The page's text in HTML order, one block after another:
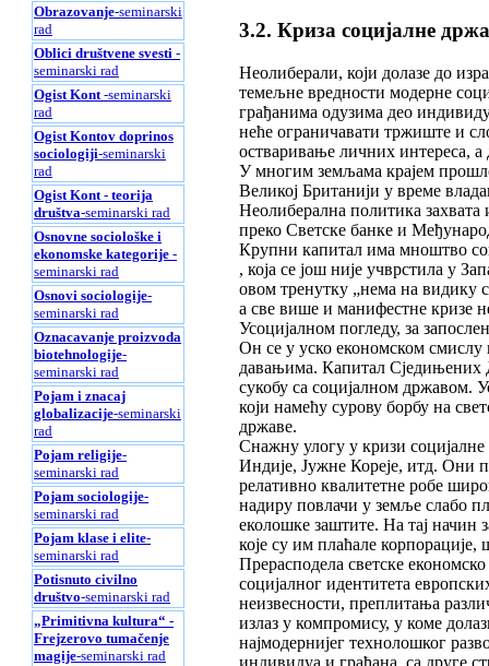
Obrazovanje-seminarski
rad
Oblici društvene svesti -
seminarski rad
Ogist Kont-seminarski
rad
Ogist Kontov doprinos
sociologiji-seminarski
rad
Ogist Kont - teorija
društva-seminarski rad
Osnovne sociološke i
ekonomske kategorije -
seminarski rad
Osnovi sociologije-
seminarski rad
Oznacavanje proizvoda
biotehnologije-
seminarski rad
Pojam i znacaj
globalizacije-seminarski
rad
Pojam religije-
seminarski rad
Pojam sociologije-
seminarski rad
Pojam klase i elite-
seminarski rad
Potisnuto civilno
društvo-seminarski rad
„Primitivna kultura“ -
Frejzerovo tumačenje
magije-seminarski rad
3.2. Криза социјалне
Неолиберали, који долазе до
темељне вредности модерне
грађанима одузима део
неће ограничавати тржиште и
остваривање личних интереса, а
У многим земљама крајем
Великој Британији у време
Неолиберална политика захвата
преко Светске банке и
Крупни капитал има мноштво
, која се још није учврстила у
овом тренутку „нема на видику
а све више и манифестне кризе
Усоцијалном погледу, за
Он се у уско економском смислу
давањима. Капитал Сједињених
сукобу са социјалном државом.
који намећу сурову борбу на
државе.
Снажну улогу у кризи
Индије, Јужне Кореје, итд. Они
релативно квалитетне робе
надиру повлачи у земље слабо
еколошке заштите. На тај начин
које су им плаћале
Прерасподела светске
социјалног идентитета
неизвесности, преплитања
излаз у компромису, у коме
најмодернијег технолошког
индивидуа и грађана, са друге